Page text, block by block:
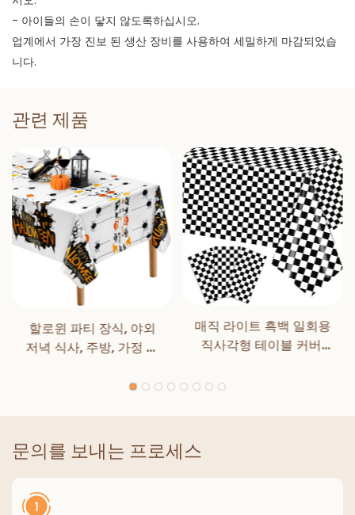
- 아이들의 손이 닿지 않도록하십시오.
업계에서 가장 진보 된 생산 장비를 사용하여 세밀하게 마감되었습
니다.
관련 제품
할로윈 파티 장식, 야외
저녁 식사, 주방, 가정 장
할로윈 식탁보
매직 라이트 흑백 일회용
직사각형 테이블 커버,
체커, 실내/실외 장식용
문의를 보내는 프로세스